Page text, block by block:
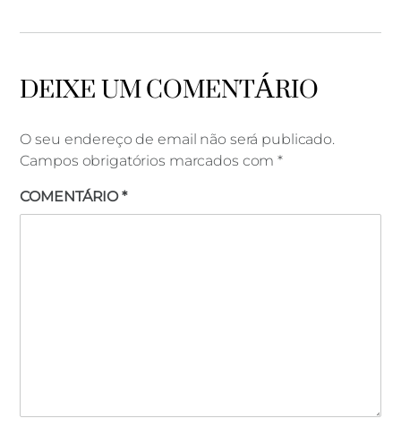
DEIXE UM COMENTÁRIO
O seu endereço de email não será publicado.
Campos obrigatórios marcados com*
COMENTÁRIO*